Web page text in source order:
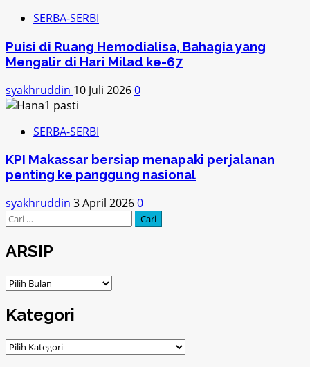
SERBA-SERBI
Puisi di Ruang Hemodialisa, Bahagia yang
Mengalir di Hari Milad ke-67
syakhruddin 10 Juli 20260
SERBA-SERBI
KPI Makassar bersiap menapaki perjalanan
penting ke panggung nasional
syakhruddin 3 April 20260
Cari
ARSIP
ARSIP
Kategori
Kategori